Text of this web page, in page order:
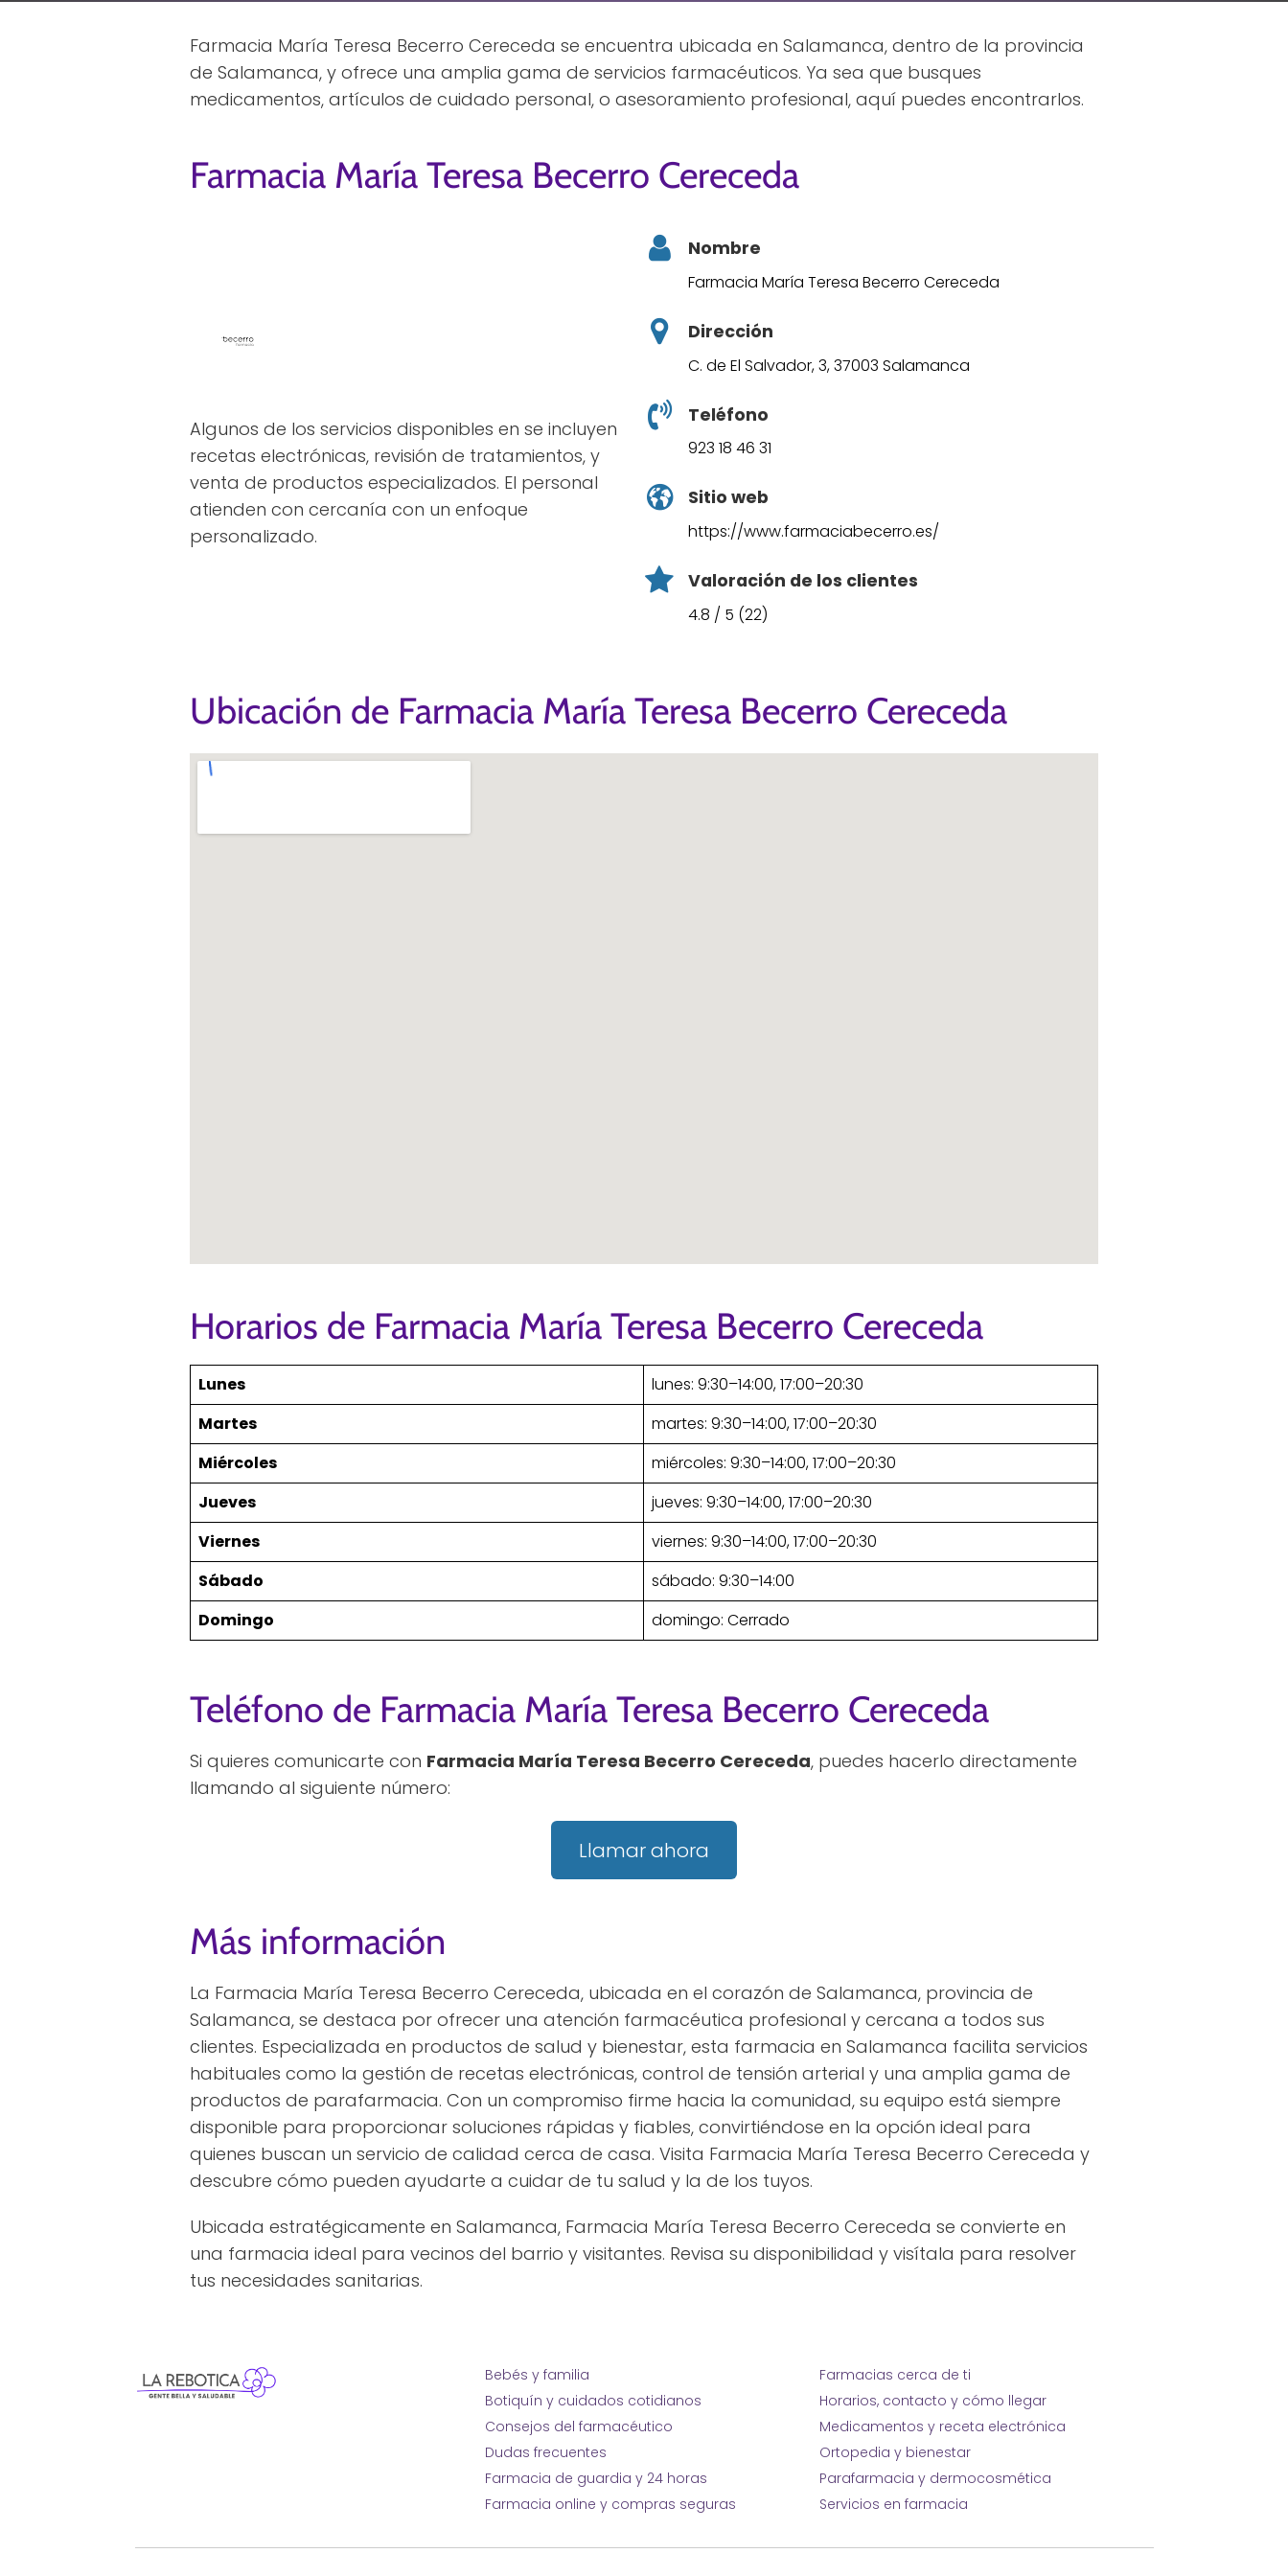
Farmacia María Teresa Becerro Cereceda se encuentra ubicada en Salamanca, dentro de la provincia
de Salamanca, y ofrece una amplia gama de servicios farmacéuticos. Ya sea que busques
medicamentos, artículos de cuidado personal, o asesoramiento profesional, aquí puedes encontrarlos.
Farmacia María Teresa Becerro Cereceda
Algunos de los servicios disponibles en se incluyen
recetas electrónicas, revisión de tratamientos, y
venta de productos especializados. El personal
atienden con cercanía con un enfoque
personalizado.
Nombre
Farmacia María Teresa Becerro Cereceda
Dirección
C. de El Salvador, 3, 37003 Salamanca
Teléfono
923 18 46 31
Sitio web
https://www.farmaciabecerro.es/
Valoración de los clientes
4.8 / 5 (22)
Ubicación de Farmacia María Teresa Becerro Cereceda
Horarios de Farmacia María Teresa Becerro Cereceda
Lunes
lunes: 9:30–14:00, 17:00–20:30
Martes
martes: 9:30–14:00, 17:00–20:30
Miércoles
miércoles: 9:30–14:00, 17:00–20:30
Jueves
jueves: 9:30–14:00, 17:00–20:30
Viernes
viernes: 9:30–14:00, 17:00–20:30
Sábado
sábado: 9:30–14:00
Domingo
domingo: Cerrado
Teléfono de Farmacia María Teresa Becerro Cereceda
Si quieres comunicarte con Farmacia María Teresa Becerro Cereceda, puedes hacerlo directamente
llamando al siguiente número:
Llamar ahora
Más información
La Farmacia María Teresa Becerro Cereceda, ubicada en el corazón de Salamanca, provincia de
Salamanca, se destaca por ofrecer una atención farmacéutica profesional y cercana a todos sus
clientes. Especializada en productos de salud y bienestar, esta farmacia en Salamanca facilita servicios
habituales como la gestión de recetas electrónicas, control de tensión arterial y una amplia gama de
productos de parafarmacia. Con un compromiso firme hacia la comunidad, su equipo está siempre
disponible para proporcionar soluciones rápidas y fiables, convirtiéndose en la opción ideal para
quienes buscan un servicio de calidad cerca de casa. Visita Farmacia María Teresa Becerro Cereceda y
descubre cómo pueden ayudarte a cuidar de tu salud y la de los tuyos.
Ubicada estratégicamente en Salamanca, Farmacia María Teresa Becerro Cereceda se convierte en
una farmacia ideal para vecinos del barrio y visitantes. Revisa su disponibilidad y visítala para resolver
tus necesidades sanitarias.
Bebés y familia
Botiquín y cuidados cotidianos
Consejos del farmacéutico
Dudas frecuentes
Farmacia de guardia y 24 horas
Farmacia online y compras seguras
Farmacias cerca de ti
Horarios, contacto y cómo llegar
Medicamentos y receta electrónica
Ortopedia y bienestar
Parafarmacia y dermocosmética
Servicios en farmacia